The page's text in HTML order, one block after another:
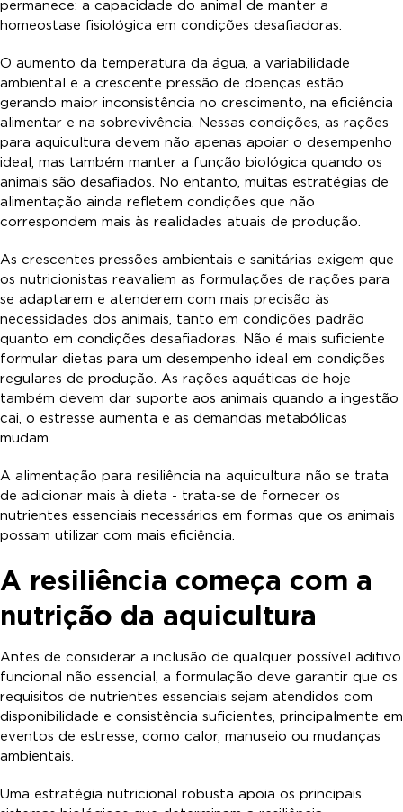
permanece: a capacidade do animal de manter a
homeostase fisiológica em condições desafiadoras.
O aumento da temperatura da água, a variabilidade
ambiental e a crescente pressão de doenças estão
gerando maior inconsistência no crescimento, na eficiência
alimentar e na sobrevivência. Nessas condições, as rações
para aquicultura devem não apenas apoiar o desempenho
ideal, mas também manter a função biológica quando os
animais são desafiados. No entanto, muitas estratégias de
alimentação ainda refletem condições que não
correspondem mais às realidades atuais de produção.
As crescentes pressões ambientais e sanitárias exigem que
os nutricionistas reavaliem as formulações de rações para
se adaptarem e atenderem com mais precisão às
necessidades dos animais, tanto em condições padrão
quanto em condições desafiadoras. Não é mais suficiente
formular dietas para um desempenho ideal em condições
regulares de produção. As rações aquáticas de hoje
também devem dar suporte aos animais quando a ingestão
cai, o estresse aumenta e as demandas metabólicas
mudam.
A alimentação para resiliência na aquicultura não se trata
de adicionar mais à dieta - trata-se de fornecer os
nutrientes essenciais necessários em formas que os animais
possam utilizar com mais eficiência.
A resiliência começa com a
nutrição da aquicultura
Antes de considerar a inclusão de qualquer possível aditivo
funcional não essencial, a formulação deve garantir que os
requisitos de nutrientes essenciais sejam atendidos com
disponibilidade e consistência suficientes, principalmente em
eventos de estresse, como calor, manuseio ou mudanças
ambientais.
Uma estratégia nutricional robusta apoia os principais